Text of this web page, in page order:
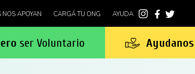
NOS APOYAN CARGÁ TU ONG AYUDA
ser Voluntario Ayudanos